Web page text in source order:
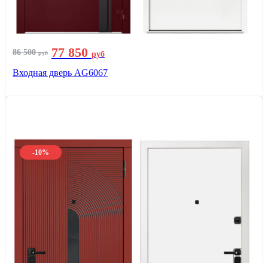
86 500руб 77 850 руб
Входная дверь AG6067
-10%